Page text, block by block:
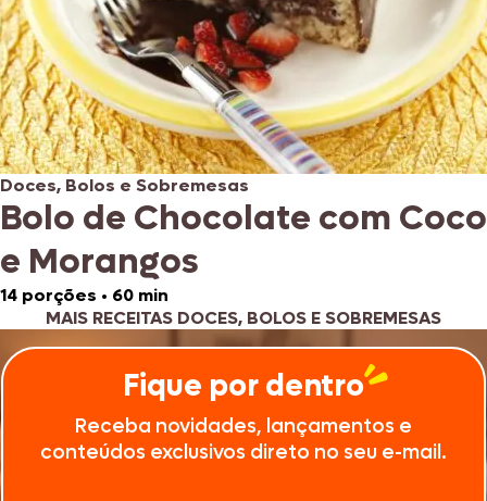
Doces, Bolos e Sobremesas
Bolo de Chocolate com Coco
e Morangos
14 porções • 60 min
MAIS RECEITAS DOCES, BOLOS E SOBREMESAS
Fique por dentro
Receba novidades, lançamentos e
conteúdos exclusivos direto no seu e-mail.